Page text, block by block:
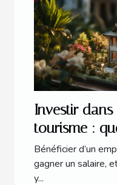
Investir
tourisme :
Bénéficier d’un
gagner un salaire,
y...